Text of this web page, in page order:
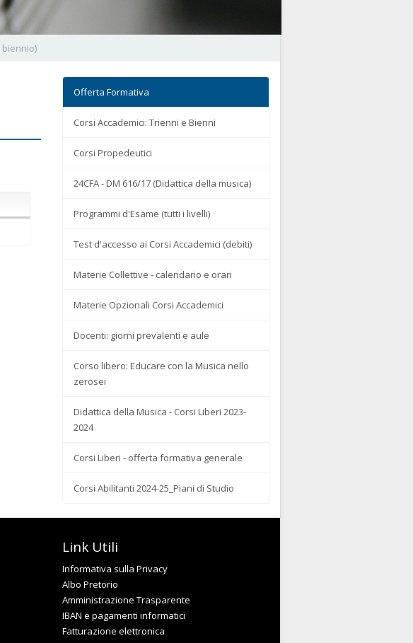
Offerta Formativa
Corsi Accademici: Trienni e Bienni
Corsi Propedeutici
24CFA - DM 616/17 (Didattica della musica)
Programmi d'Esame (tutti i livelli)
Test d'accesso ai Corsi Accademici (debiti)
Materie Collettive - calendario e orari
Materie Opzionali Corsi Accademici
Docenti: giorni prevalenti e aule
Corso libero: Educare con la Musica nello
zerosei
Didattica della Musica - Corsi Liberi 2023-
2024
Corsi Liberi - offerta formativa generale
Corsi Abilitanti 2024-25_Piani di Studio
Link Utili
Informativa sulla Privacy
Albo Pretorio
Amministrazione Trasparente
IBAN e pagamenti informatici
Fatturazione elettronica